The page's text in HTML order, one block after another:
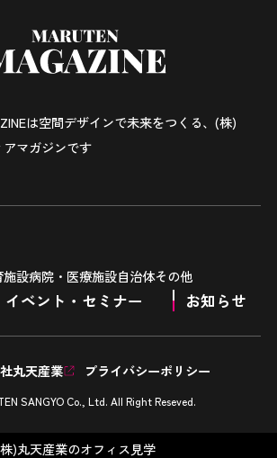
)丸天産業のオフィス見学
は空間デザインで未来をつくる、(株)
マガジンです
施設病院・医療施設自治体その他
イベント・セミナー お知らせ
丸天産業 プライバシーポリシー
SANGYO Co., Ltd. All Right Reseved.